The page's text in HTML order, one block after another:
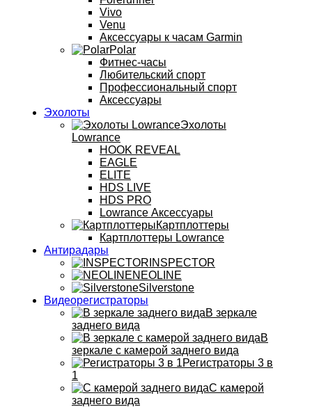
Vivo
Venu
Аксессуары к часам Garmin
Polar
Фитнес-часы
Любительский спорт
Профессиональный спорт
Аксессуары
Эхолоты
Эхолоты
Lowrance
HOOK REVEAL
EAGLE
ELITE
HDS LIVE
HDS PRO
Lowrance Аксессуары
Картплоттеры
Картплоттеры Lowrance
Антирадары
INSPECTOR
NEOLINE
Silverstone
Видеорегистраторы
В зеркале
заднего вида
В
зеркале с камерой заднего вида
Регистраторы 3 в
1
С камерой
заднего вида